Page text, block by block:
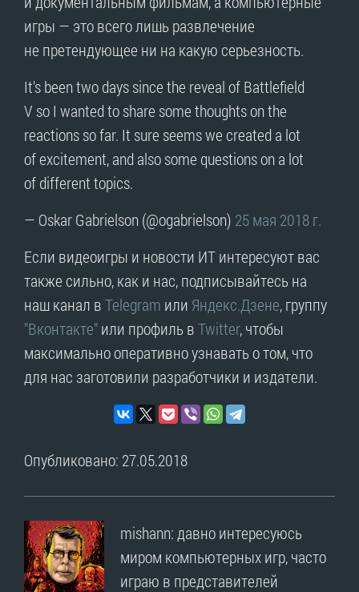
игры — это всего лишь развлечение
не претендующее ни на какую серьезность.
It's been two days since the reveal of Battlefield
V so I wanted to share some thoughts on the
reactions so far. It sure seems we created a lot
of excitement, and also some questions on a lot
of different topics.
— Oskar Gabrielson (@ogabrielson) 25 мая 2018 г.
Если видеоигры и новости ИТ интересуют вас
также сильно, как и нас, подписывайтесь на
наш канал вTelegram или Яндекс.Дзене, группу
"Вконтакте"или профиль вTwitter, чтобы
максимально оперативно узнавать о том, что
для нас заготовили разработчики и издатели.
Опубликовано: 27.05.2018
mishann: давно интересуюсь
миром компьютерных игр, часто
играю в представителей